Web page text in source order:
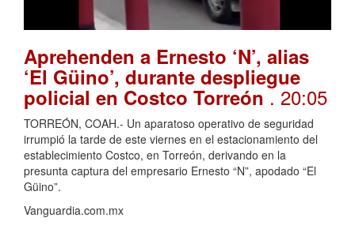
Aprehenden a Ernesto ‘N’, alias
‘El Güino’, durante despliegue
policial en Costco Torreón. 20:05
TORREÓN, COAH.- Un aparatoso operativo de seguridad
irrumpió la tarde de este viernes en el estacionamiento del
establecimiento Costco, en Torreón, derivando en la
presunta captura del empresario Ernesto “N”, apodado “El
Güino”.
Vanguardia.com.mx